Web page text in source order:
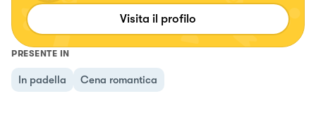
Visita il profilo
PRESENTE IN
In padella Cena romantica